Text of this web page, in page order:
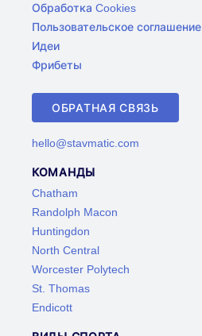
Обработка Cookies
Пользовательское соглашение
Идеи
Фрибеты
ОБРАТНАЯ СВЯЗЬ
hello@stavmatic.com
КОМАНДЫ
Chatham
Randolph Macon
Huntingdon
North Central
Worcester Polytech
St. Thomas
Endicott